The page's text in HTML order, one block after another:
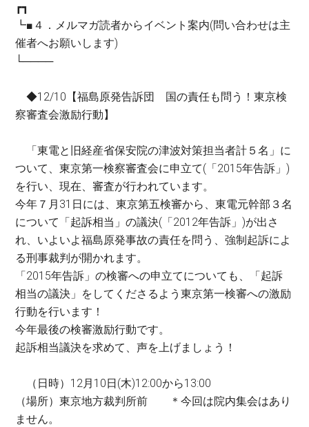
┏┓
┗■４．メルマガ読者からイベント案内(問い合わせは主
催者へお願いします)
└────
◆12/10【福島原発告訴団 国の責任も問う！東京検
察審査会激励行動】
「東電と旧経産省保安院の津波対策担当者計５名」に
ついて、東京第一検察審査会に申立て(「2015年告訴」)
を行い、現在、審査が行われています。
今年７月31日には、東京第五検審から、東電元幹部３名
について「起訴相当」の議決(「2012年告訴」)が出さ
れ、いよいよ福島原発事故の責任を問う、強制起訴によ
る刑事裁判が開かれます。
「2015年告訴」の検審への申立てについても、「起訴
相当の議決」をしてくださるよう東京第一検審への激励
行動を行います！
今年最後の検審激励行動です。
起訴相当議決を求めて、声を上げましょう！
（日時）12月10日(木)12:00から13:00
（場所）東京地方裁判所前 ＊今回は院内集会はあり
ません。